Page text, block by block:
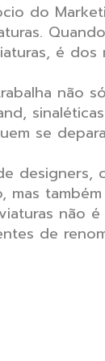
do
é
não
se
designers,
mas
não
de